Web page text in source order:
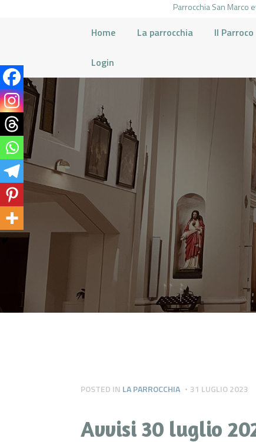
Parrocchia San Marco
Home La parrocchia Il Parroco
Login
POSTED IN LA PARROCCHIA 31 LUGLIO 2023
Avvisi 30 luglio